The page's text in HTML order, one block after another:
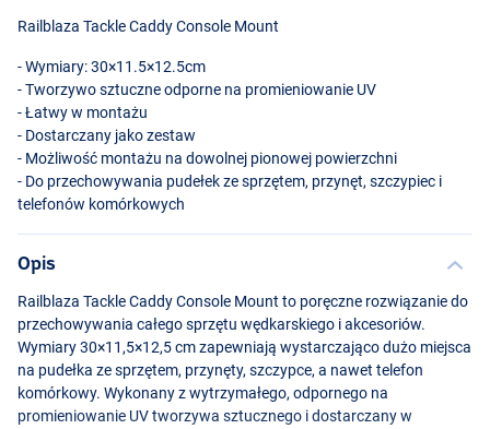
Railblaza Tackle Caddy Console Mount
- Wymiary: 30×11.5×12.5cm
- Tworzywo sztuczne odporne na promieniowanie UV
- Łatwy w montażu
- Dostarczany jako zestaw
- Możliwość montażu na dowolnej pionowej powierzchni
- Do przechowywania pudełek ze sprzętem, przynęt, szczypiec i
telefonów komórkowych
Opis
Railblaza Tackle Caddy Console Mount to poręczne rozwiązanie do
przechowywania całego sprzętu wędkarskiego i akcesoriów.
Wymiary 30×11,5×12,5 cm zapewniają wystarczająco dużo miejsca
na pudełka ze sprzętem, przynęty, szczypce, a nawet telefon
komórkowy. Wykonany z wytrzymałego, odpornego na
promieniowanie UV tworzywa sztucznego i dostarczany w